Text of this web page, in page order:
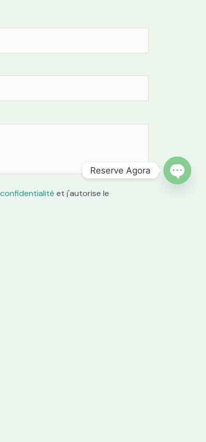
et j'autorise le
Reserve Agora
OPEN